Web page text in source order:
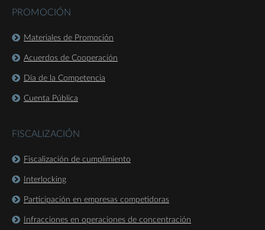
PROMOCIÓN
Materiales de Promoción
Acuerdos de Cooperación
Día de la Competencia
Cuenta Pública
FISCALIZACIÓN
Fiscalización de cumplimiento
Interlocking
Participación en empresas competidoras
Infracciones en operaciones de concentración